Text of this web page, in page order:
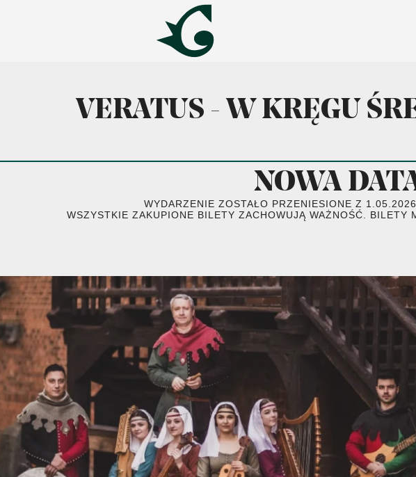
VERATUS - W KRĘGU
NOWA
WYDARZENIE ZOSTAŁO PRZENIESIONE Z
WSZYSTKIE ZAKUPIONE BILETY ZACHOWUJĄ WAŻNOŚĆ. BILETY